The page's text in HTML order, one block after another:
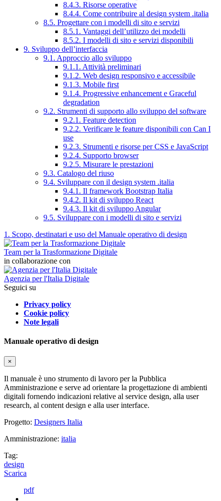
8.4.3. Risorse operative
8.4.4. Come contribuire al design system .italia
8.5. Progettare con i modelli di sito e servizi
8.5.1. Vantaggi dell’utilizzo dei modelli
8.5.2. I modelli di sito e servizi disponibili
9. Sviluppo dell’interfaccia
9.1. Approccio allo sviluppo
9.1.1. Attività preliminari
9.1.2. Web design responsivo e accessibile
9.1.3. Mobile first
9.1.4. Progressive enhancement e Graceful
degradation
9.2. Strumenti di supporto allo sviluppo del software
9.2.1. Feature detection
9.2.2. Verificare le feature disponibili con Can I
use
9.2.3. Strumenti e risorse per CSS e JavaScript
9.2.4. Supporto browser
9.2.5. Misurare le prestazioni
9.3. Catalogo del riuso
9.4. Sviluppare con il design system .italia
9.4.1. Il framework Bootstrap Italia
9.4.2. Il kit di sviluppo React
9.4.3. Il kit di sviluppo Angular
9.5. Sviluppare con i modelli di sito e servizi
1. Scopo, destinatari e uso del Manuale operativo di design
Team per la Trasformazione Digitale
in collaborazione con
Agenzia per l'Italia Digitale
Seguici su
Privacy policy
Cookie policy
Note legali
Manuale operativo di design
×
Il manuale è uno strumento di lavoro per la Pubblica
Amministrazione e serve ad orientare la progettazione di ambienti
digitali fornendo indicazioni relative al service design, alla user
research, al content design e alla user interface.
Progetto: Designers Italia
Amministrazione: italia
Tag:
design
Scarica
pdf